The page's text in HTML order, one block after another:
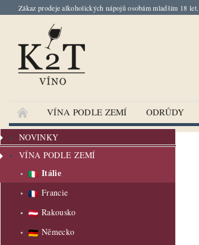
Zákaz prodeje alkoholických nápojů osobám mladším 18 let.
VÍNA PODLE ZEMÍ ODRŮDY
NOVINKY
VÍNA PODLE ZEMÍ
Itálie
Francie
Rakousko
Německo